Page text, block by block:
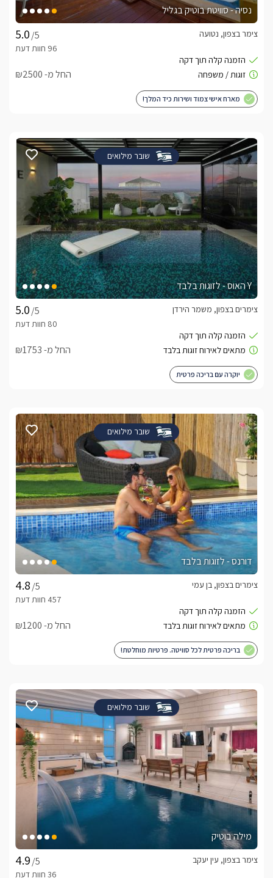
נסיה - סוויטת בוטיק בגליל
/5
צימר בצפון, נטועה
החל מ- ₪2500
מארח אישי צמוד ושירות כיד המלך!
שובר מילואים
Y האוס - לזוגות בלבד
/5
צימרים בצפון, משמר הירדן
החל מ- ₪1753
יוקרה עם בריכה פרטית
שובר מילואים
דורנס - לזוגות בלבד
/5
צימרים בצפון, בן עמי
החל מ- ₪1200
בריכה פרטית לכל סוויטה. פרטיות מוחלטת!
שובר מילואים
מילה בוטיק
/5
צימר בצפון, עין יעקב